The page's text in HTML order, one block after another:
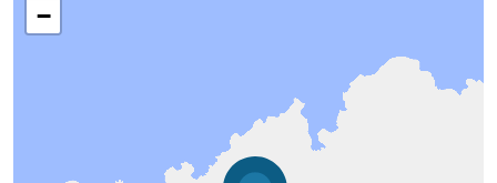
−